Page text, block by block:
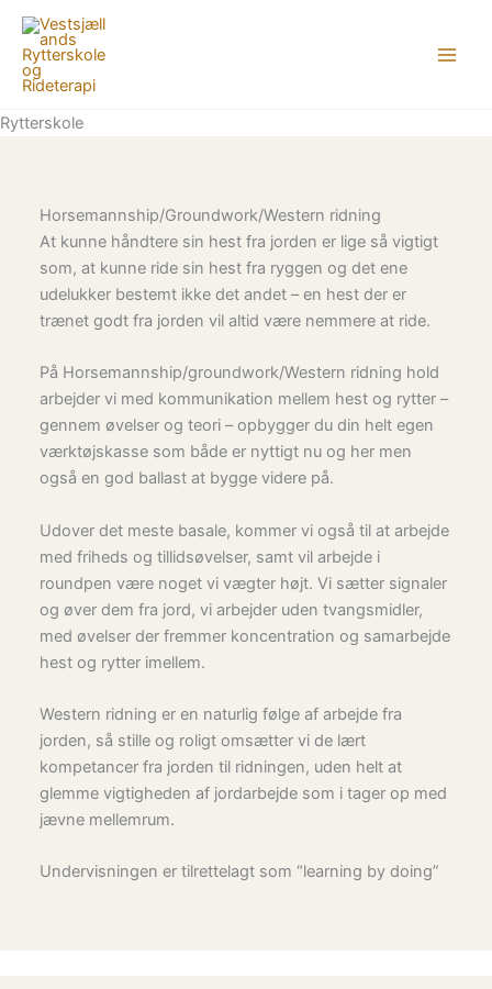
indholdet
Rytterskole
Horsemannship/Groundwork/Western ridning
At kunne håndtere sin hest fra jorden er lige så vigtigt
som, at kunne ride sin hest fra ryggen og det ene
udelukker bestemt ikke det andet – en hest der er
trænet godt fra jorden vil altid være nemmere at ride.
På Horsemannship/groundwork/Western ridning hold
arbejder vi med kommunikation mellem hest og rytter –
gennem øvelser og teori – opbygger du din helt egen
værktøjskasse som både er nyttigt nu og her men
også en god ballast at bygge videre på.
Udover det meste basale, kommer vi også til at arbejde
med friheds og tillidsøvelser, samt vil arbejde i
roundpen være noget vi vægter højt. Vi sætter signaler
og øver dem fra jord, vi arbejder uden tvangsmidler,
med øvelser der fremmer koncentration og samarbejde
hest og rytter imellem.
Western ridning er en naturlig følge af arbejde fra
jorden, så stille og roligt omsætter vi de lært
kompetancer fra jorden til ridningen, uden helt at
glemme vigtigheden af jordarbejde som i tager op med
jævne mellemrum.
Undervisningen er tilrettelagt som “learning by doing”